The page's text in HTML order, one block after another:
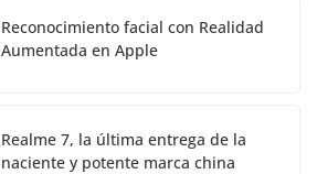
Reconocimiento facial con Realidad
Aumentada en Apple
Realme 7, la última entrega de la
naciente y potente marca china